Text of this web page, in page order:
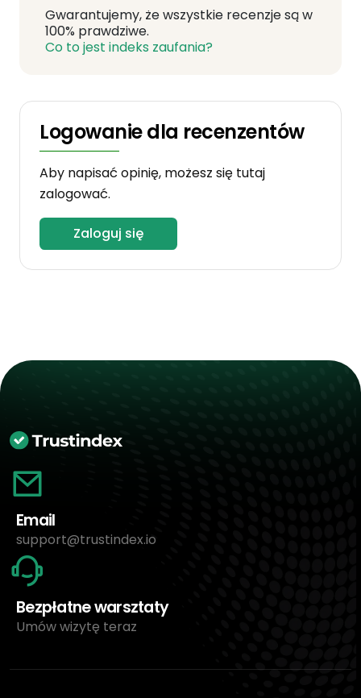
Gwarantujemy, że wszystkie recenzje są w
100% prawdziwe.
Co to jest indeks zaufania?
Logowanie dla recenzentów
Aby napisać opinię, możesz się tutaj
zalogować.
Zaloguj się
Email
support@trustindex.io
Bezpłatne warsztaty
Umów wizytę teraz